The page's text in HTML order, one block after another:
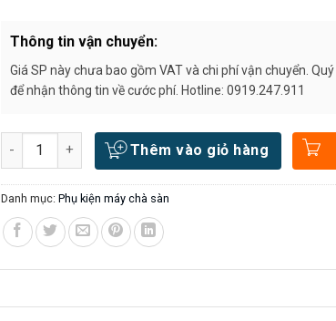
Thông tin vận chuyển:
Giá SP này chưa bao gồm VAT và chi phí vận chuyển.
để nhận thông tin về cước phí. Hotline: 0919.247.911
Số lượng Thêm vào giỏ hàng
Danh mục: Phụ kiện máy chà sàn